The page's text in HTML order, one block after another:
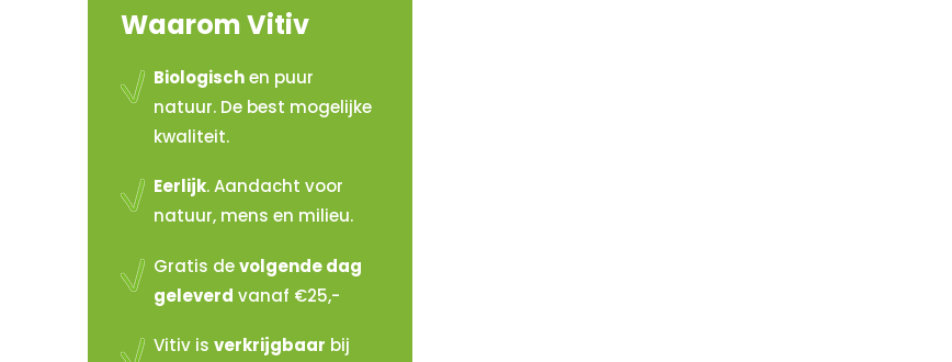
Waarom Vitiv
Biologischen puur
natuur. De best mogelijke
kwaliteit.
Eerlijk. Aandacht voor
natuur, mens en milieu.
Gratis devolgende dag
geleverd vanaf €25,-
Vitiv is verkrijgbaar bij